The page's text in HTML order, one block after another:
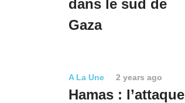
dans le sud de
Gaza
A La Une 2 years ago
Hamas : l’attaque